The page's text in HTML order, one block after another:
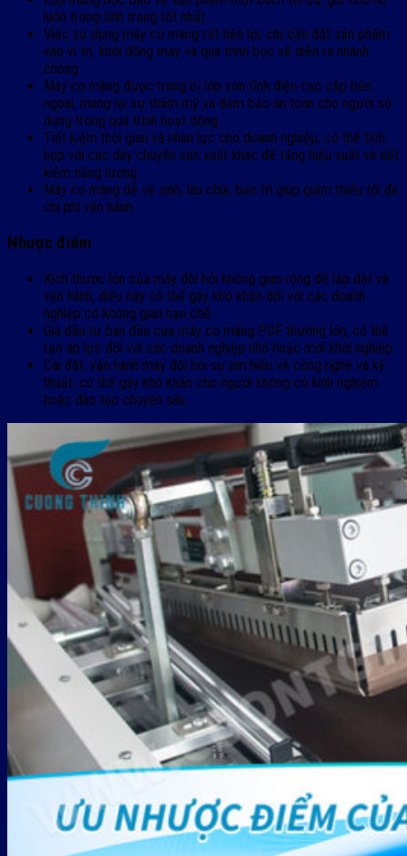
luôn trong tình trạng tốt nhất.
Việc sử dụng máy co màng rất tiện lợi, chỉ cần đặt sản phẩm
vào vị trí, khởi động máy và quá trình bọc sẽ diễn ra nhanh
chóng.
Máy co màng được trang bị lớp sơn tĩnh điện cao cấp bên
ngoài, mang lại sự thẩm mỹ và đảm bảo an toàn cho người sử
dụng trong quá trình hoạt động.
Tiết kiệm thời gian và nhân lực cho doanh nghiệp, có thể tích
hợp với các dây chuyền sản xuất khác để tăng hiệu suất và tiết
kiệm năng lượng.
Máy co màng dễ vệ sinh, lau chùi, bảo trì giúp giảm thiểu tối đa
chi phí vận hành.
Nhược điểm
Kích thước lớn của máy đòi hỏi không gian rộng để lắp đặt và
vận hành, điều này có thể gây khó khăn đối với các doanh
nghiệp có không gian hạn chế.
Giá đầu tư ban đầu của máy co màng POF thường lớn, có thể
tạo áp lực đối với các doanh nghiệp nhỏ hoặc mới khởi nghiệp.
Cài đặt, vận hành máy đòi hỏi sự am hiểu về công nghệ và kỹ
thuật, có thể gây khó khăn cho người không có kinh nghiệm
hoặc đào tạo chuyên sâu.